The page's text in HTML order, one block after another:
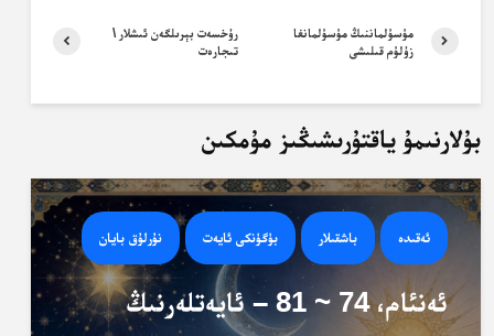
رۇخسەت بېرىلگەن ئىشلار \
تىجارەت
مۇسۇلماننىڭ مۇسۇلمانغا
زۇلۇم قىلىشى
بۇلارنىمۇ ياقتۇرىشىڭىز مۇمكىن
ئەقىدە باشقىلار بۈگۈنكى ئايەت نۇرلۇق بايان
ئەنئام، 74 ~ 81 – ئايەتلەرنىڭ